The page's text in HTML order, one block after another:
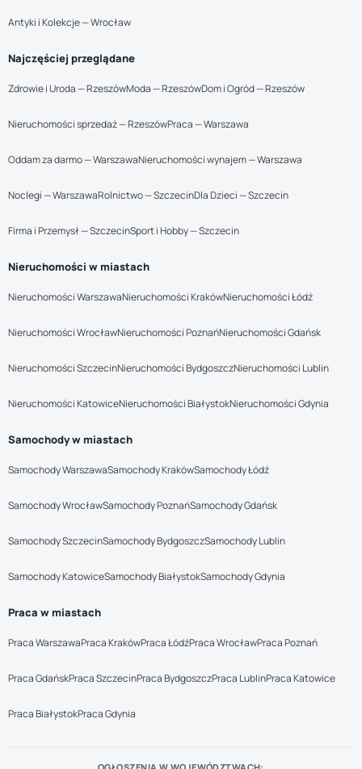
Antyki i Kolekcje — Wrocław
Najczęściej przeglądane
Zdrowie i Uroda — RzeszówModa — RzeszówDom i Ogród — Rzeszów
Nieruchomości sprzedaż — RzeszówPraca — Warszawa
Oddam za darmo — WarszawaNieruchomości wynajem — Warszawa
Noclegi — WarszawaRolnictwo — SzczecinDla Dzieci — Szczecin
Firma i Przemysł — SzczecinSport i Hobby — Szczecin
Nieruchomości w miastach
Nieruchomości WarszawaNieruchomości KrakówNieruchomości Łódź
Nieruchomości WrocławNieruchomości PoznańNieruchomości Gdańsk
Nieruchomości SzczecinNieruchomości BydgoszczNieruchomości Lublin
Nieruchomości KatowiceNieruchomości BiałystokNieruchomości Gdynia
Samochody w miastach
Samochody WarszawaSamochody KrakówSamochody Łódź
Samochody WrocławSamochody PoznańSamochody Gdańsk
Samochody SzczecinSamochody BydgoszczSamochody Lublin
Samochody KatowiceSamochody BiałystokSamochody Gdynia
Praca w miastach
Praca WarszawaPraca KrakówPraca ŁódźPraca WrocławPraca Poznań
Praca GdańskPraca SzczecinPraca BydgoszczPraca LublinPraca Katowice
Praca BiałystokPraca Gdynia